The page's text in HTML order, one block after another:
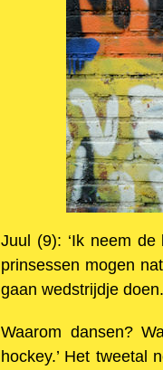
Juul (9): ‘Ik neem
prinsessen mogen
gaan wedstrijdje
Waarom dansen?
hockey.’ Het tweetal